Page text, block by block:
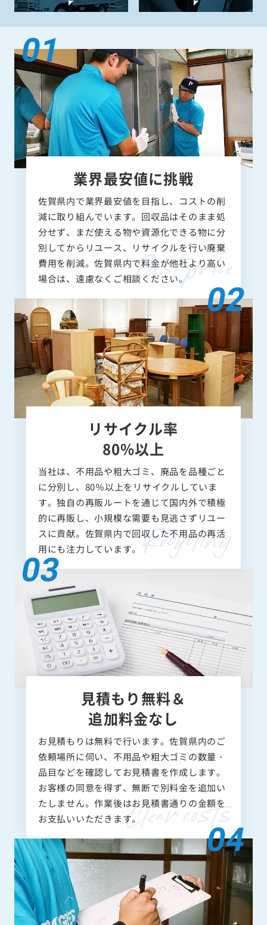
業界最安値に挑戦
佐賀県内で業界最安値を目指し、コストの削
減に取り組んでいます。回収品はそのまま処
分せず、まだ使える物や資源化できる物に分
別してからリユース、リサイクルを行い廃棄
費用を削減。佐賀県内で料金が他社より高い
場合は、遠慮なくご相談ください。
リサイクル率
80%以上
当社は、不用品や粗大ゴミ、廃品を品種ごと
に分別し、80％以上をリサイクルしていま
す。独自の再販ルートを通じて国内外で積極
的に再販し、小規模な需要も見逃さずリユー
スに貢献。佐賀県内で回収した不用品の再活
用にも注力しています。
見積もり無料＆
追加料金なし
お見積もりは無料で行います。佐賀県内のご
依頼場所に伺い、不用品や粗大ゴミの数量・
品目などを確認してお見積書を作成します。
お客様の同意を得ず、無断で別料金を追加い
たしません。作業後はお見積書通りの金額を
お支払いいただきます。